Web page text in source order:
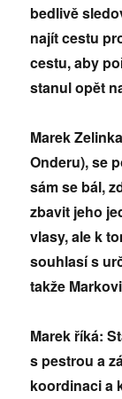
bedlivě
najít cestu
cestu, aby
stanul opět
Marek
Onderu), se
sám se bál,
zbavit jeho
vlasy, ale k
souhlasí s
takže
Marek říká:
s pestrou a
koordinaci a